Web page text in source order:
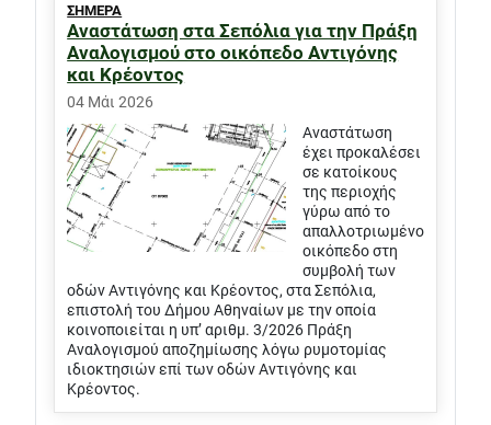
ΣΗΜΕΡΑ
Αναστάτωση στα Σεπόλια για την Πράξη
Αναλογισμού στο οικόπεδο Αντιγόνης
και Κρέοντος
04 Μάι 2026
Αναστάτωση
έχει προκαλέσει
σε κατοίκους
της περιοχής
γύρω από το
απαλλοτριωμένο
οικόπεδο στη
συμβολή των
οδών Αντιγόνης και Κρέοντος, στα Σεπόλια,
επιστολή του Δήμου Αθηναίων με την οποία
κοινοποιείται η υπ’ αριθμ. 3/2026 Πράξη
Αναλογισμού αποζημίωσης λόγω ρυμοτομίας
ιδιοκτησιών επί των οδών Αντιγόνης και
Κρέοντος.